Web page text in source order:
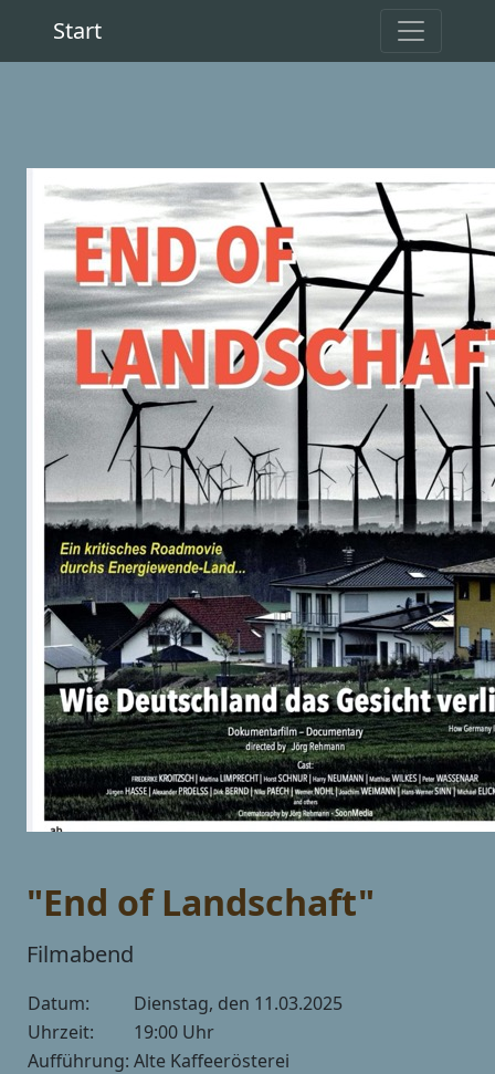
Start
"End of Landschaft"
Filmabend
Datum:
Dienstag, den 11.03.2025
Uhrzeit:
19:00 Uhr
Aufführung: Alte Kaffeerösterei